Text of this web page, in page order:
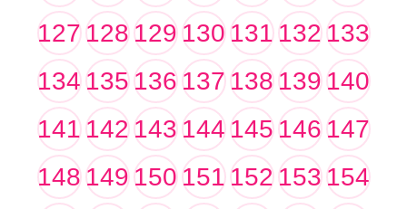
127128129130131132133
134135136137138139140
141142143144145146147
148149150151152153154